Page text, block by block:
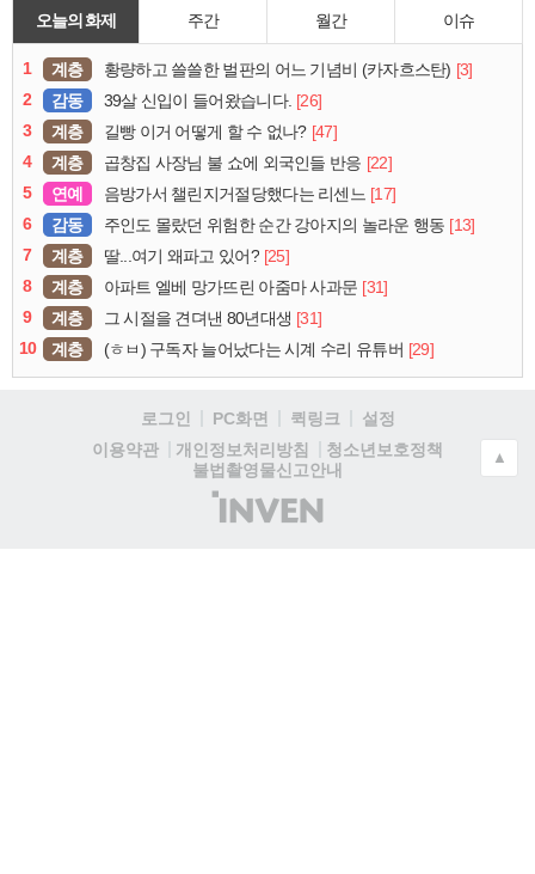
오늘의 화제 주간 월간 이슈
1 계층 황량하고 쓸쓸한 벌판의 어느 기념비 (카자흐스탄) [3]
2
감동 39살 신입이 들어왔습니다. [26]
3
계층 길빵 이거 어떻게 할 수 없나? [47]
4
계층 곱창집 사장님 불 쇼에 외국인들 반응 [22]
5
연예 음방가서 챌린지거절당했다는 리센느 [17]
6
감동 주인도 몰랐던 위험한 순간 강아지의 놀라운 행동 [13]
7
계층 딸...여기 왜파고 있어? [25]
8
계층 아파트 엘베 망가뜨린 아줌마 사과문 [31]
9
계층 그 시절을 견뎌낸 80년대생 [31]
10
계층 (ㅎㅂ) 구독자 늘어났다는 시계 수리 유튜버 [29]
로그인 PC화면 퀵링크
설정
이용약관
개인정보처리방침
청소년보호정책
불법촬영물신고안내
(주)
인
▲